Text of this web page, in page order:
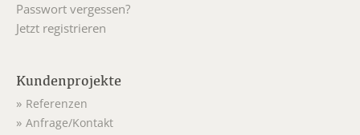
Passwort vergessen?
Jetzt registrieren
Kundenprojekte
Referenzen
Anfrage/Kontakt